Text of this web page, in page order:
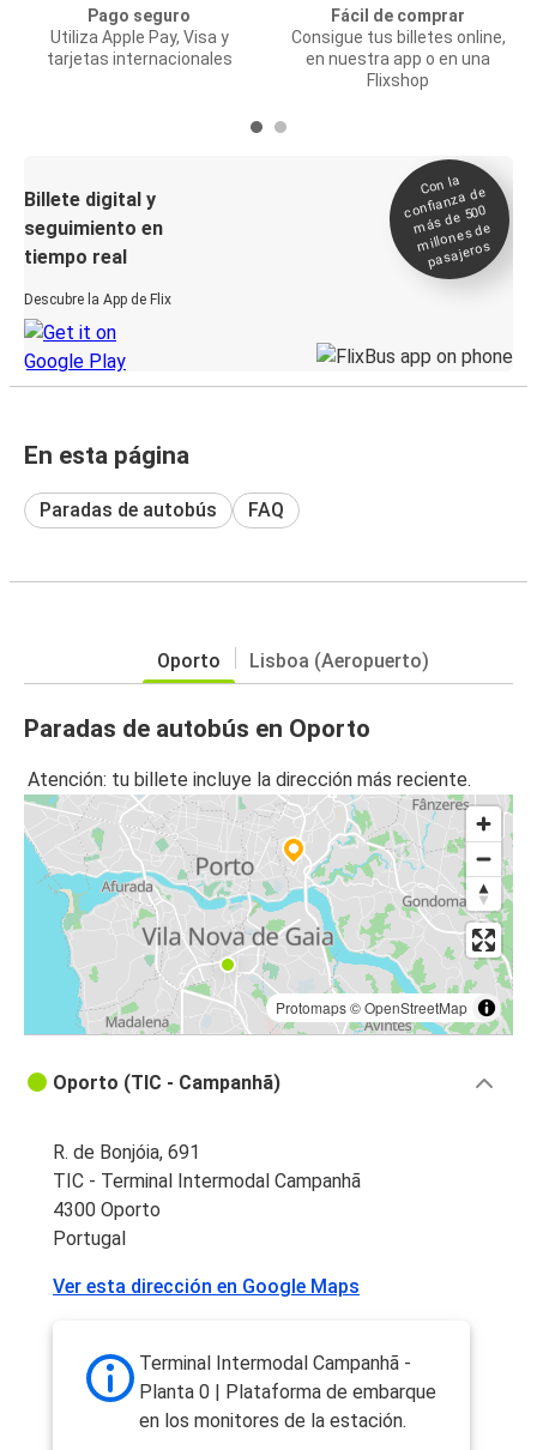
Pago seguro
Utiliza Apple Pay, Visa y
tarjetas internacionales
Fácil de comprar
Consigue tus billetes online,
en nuestra app o en una
Flixshop
Billete digital y
seguimiento en
tiempo real
Descubre la App de Flix
Con la
confianza de
más de 500
millones de
pasajeros
En esta página
Paradas de autobús FAQ
Oporto Lisboa (Aeropuerto)
Paradas de autobús en Oporto
Atención: tu billete incluye la dirección más reciente.
Protomaps©OpenStreetMap
Oporto (TIC - Campanhã)
R. de Bonjóia, 691
TIC - Terminal Intermodal Campanhã
4300 Oporto
Portugal
Ver esta dirección en Google Maps
Terminal Intermodal Campanhã -
Planta 0 | Plataforma de embarque
en los monitores de la estación.